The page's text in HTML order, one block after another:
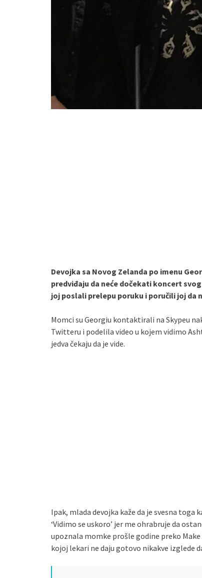
Devojka sa Novog Zelanda po imenu
predviđaju da neće dočekati koncert
joj poslali prelepu poruku i poručili joj da
Momci su Georgiu kontaktirali na Skypeu
Twitteru i podelila video u kojem vidimo
jedva čekaju da je vide.
Ipak, mlada devojka kaže da je svesna toga
‘Vidimo se uskoro’ jer me ohrabruje da
upoznala momke prošle godine preko
kojoj lekari ne daju gotovo nikakve izglede